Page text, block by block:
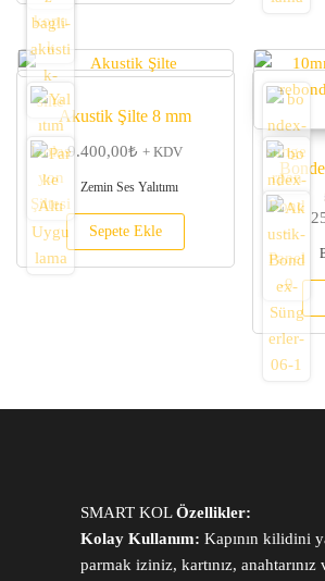
Akustik Şilte 8 mm
9.400,00₺ + KDV
Zemin Ses Yalıtımı
Sepete Ekle
SMART KOLÖzellikler:
Kolay Kullanım: Kapının kilidini
parmak iziniz, kartınız, anahtarınız